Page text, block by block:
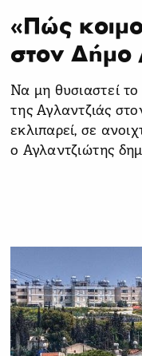
«Πώς
στον Δήμο
Να μη θυσιαστεί
της Αγλαντζιάς
εκλιπαρεί, σε
ο Αγλαντζιώτης